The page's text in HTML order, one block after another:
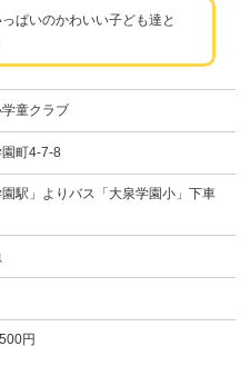
ぱいのかわいい子ども達と
童クラブ
町4-7-8
駅」よりバス「大泉学園小」下車
円